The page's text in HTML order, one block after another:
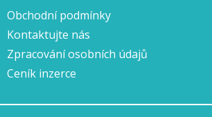
Obchodní podmínky
Kontaktujte nás
Zpracování osobních údajů
Ceník inzerce